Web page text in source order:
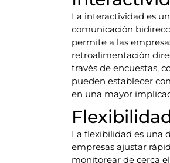
La interactividad es
comunicación
permite a las
retroalimentación
través de encuestas,
pueden establecer
en una mayor
La flexibilidad es una
empresas ajustar
monitorear de cerca